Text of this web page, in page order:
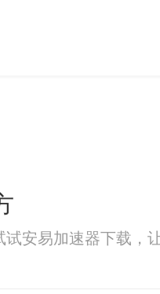
安易加速器下载，